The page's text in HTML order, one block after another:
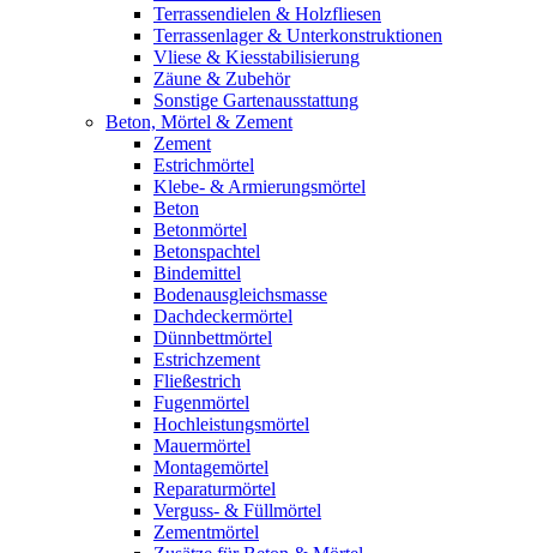
Terrassendielen & Holzfliesen
Terrassenlager & Unterkonstruktionen
Vliese & Kiesstabilisierung
Zäune & Zubehör
Sonstige Gartenausstattung
Beton, Mörtel & Zement
Zement
Estrichmörtel
Klebe- & Armierungsmörtel
Beton
Betonmörtel
Betonspachtel
Bindemittel
Bodenausgleichsmasse
Dachdeckermörtel
Dünnbettmörtel
Estrichzement
Fließestrich
Fugenmörtel
Hochleistungsmörtel
Mauermörtel
Montagemörtel
Reparaturmörtel
Verguss- & Füllmörtel
Zementmörtel